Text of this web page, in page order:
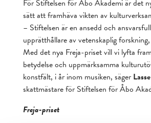
För Stiftelsen för Åbo Akademi är det
sätt att framhäva vikten av
– Stiftelsen är en ansedd och
upprätthållare av vetenskaplig
Med det nya Freja-priset vill vi lyfta
betydelse och uppmärksamma
konstfält, i år inom musiken, säger
skattmästare för Stiftelsen för Åbo
Freja-priset